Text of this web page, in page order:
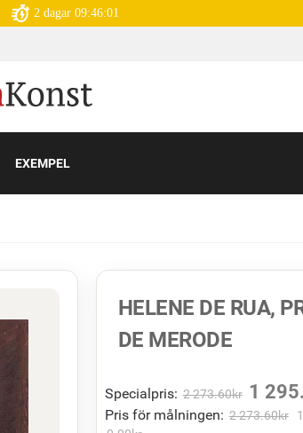
2 dagar 09:46:00
EXEMPEL
HELENE DE RUA,
DE MERODE
Specialpris: 2 273.60kr 1
Pris för målningen: 2 273.60kr